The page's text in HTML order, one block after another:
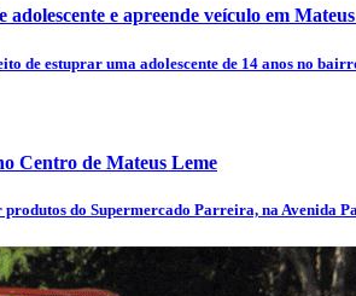
e apreende veículo em
de estuprar uma adolescente de 14 anos no
Centro de Mateus Leme
do Supermercado Parreira, na Avenida